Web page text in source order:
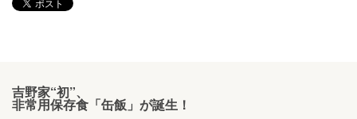
吉野家“初”、
非常用保存食「缶飯」が誕生！